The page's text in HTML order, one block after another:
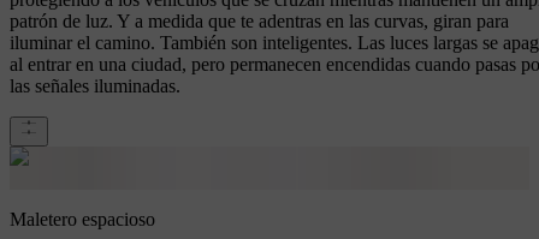
patrón de luz. Y a medida que te adentras en las curvas, giran para
iluminar el camino. También son inteligentes. Las luces largas se
al entrar en una ciudad, pero permanecen encendidas cuando pasas
las señales iluminadas.
Maletero espacioso